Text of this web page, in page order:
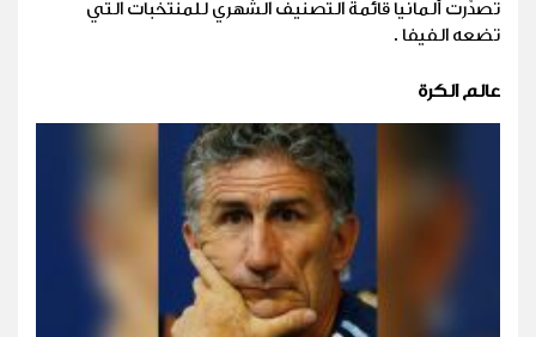
تصدّرت ألمانيا قائمة التصنيف الشهري للمنتخبات التي
تضعه الفيفا .
عالم الكرة